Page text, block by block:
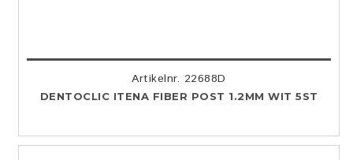
Artikelnr. 22688D
DENTOCLIC ITENA FIBER POST 1.2MM WIT 5ST